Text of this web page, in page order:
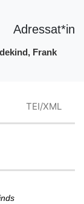
Adressat*in
Frank
TEI/XML